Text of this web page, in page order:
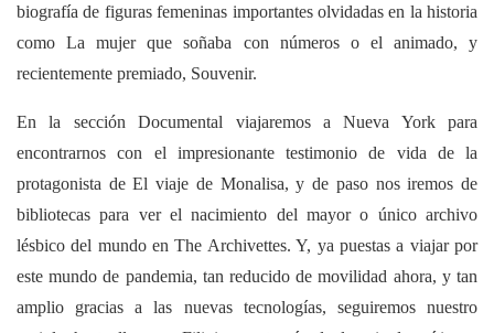
biografía de figuras femeninas importantes olvidadas en la historia
como La mujer que soñaba con números o el animado, y
recientemente premiado, Souvenir.
En la sección Documental viajaremos a Nueva York para
encontrarnos con el impresionante testimonio de vida de la
protagonista de El viaje de Monalisa, y de paso nos iremos de
bibliotecas para ver el nacimiento del mayor o único archivo
lésbico del mundo en The Archivettes. Y, ya puestas a viajar por
este mundo de pandemia, tan reducido de movilidad ahora, y tan
amplio gracias a las nuevas tecnologías, seguiremos nuestro